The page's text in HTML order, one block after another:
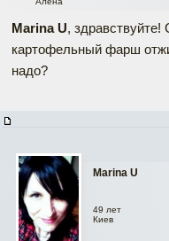
Marina U, здравствуйте!
картофельный фарш
надо?
Marina U
49 лет
Киев